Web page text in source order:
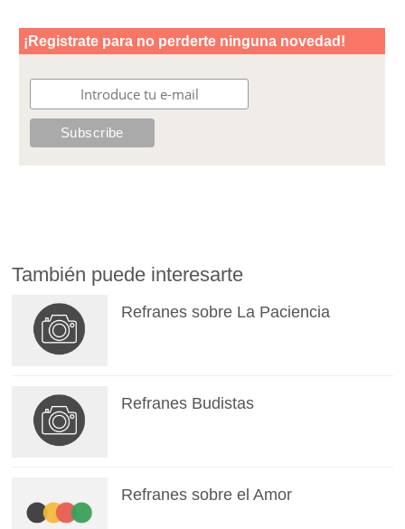
También puede interesarte
Refranes sobre La Paciencia
Refranes Budistas
Refranes sobre el Amor